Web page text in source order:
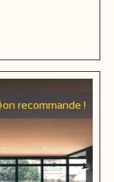
on recommande !